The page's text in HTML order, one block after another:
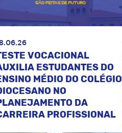
VOCACIONAL
ESTUDANTES DO
MÉDIO DO COLÉGIO
NO
DA
PROFISSIONAL